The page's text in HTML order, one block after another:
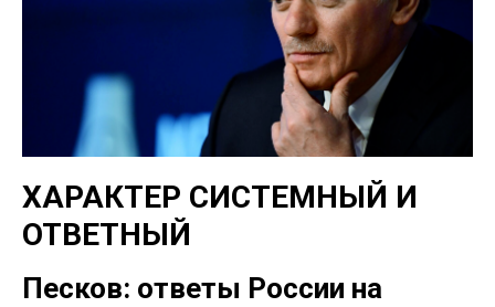
ХАРАКТЕР СИСТЕМНЫЙ И
ОТВЕТНЫЙ
Песков: ответы России на